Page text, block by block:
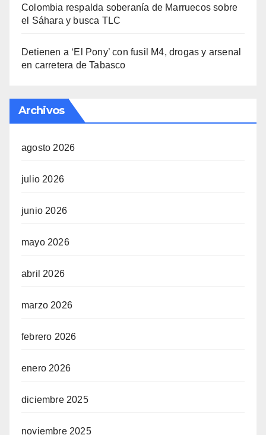
Colombia respalda soberanía de Marruecos sobre
el Sáhara y busca TLC
Detienen a ‘El Pony’ con fusil M4, drogas y arsenal
en carretera de Tabasco
Archivos
agosto 2026
julio 2026
junio 2026
mayo 2026
abril 2026
marzo 2026
febrero 2026
enero 2026
diciembre 2025
noviembre 2025